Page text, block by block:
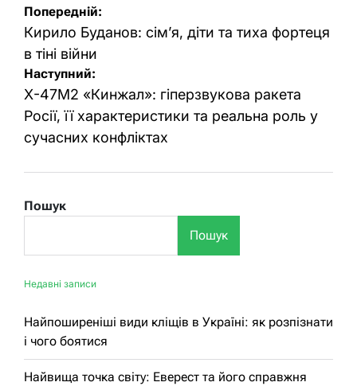
Навігація
записів
Попередній:
Кирило Буданов: сім’я, діти та тиха фортеця
в тіні війни
Наступний:
Х-47М2 «Кинжал»: гіперзвукова ракета
Росії, її характеристики та реальна роль у
сучасних конфліктах
Пошук
Пошук
Недавні записи
Найпоширеніші види кліщів в Україні: як розпізнати
і чого боятися
Найвища точка світу: Еверест та його справжня